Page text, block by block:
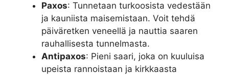
Paxos: Tunnetaan turkoosista vedestään
ja kauniista maisemistaan. Voit tehdä
päiväretken veneellä ja nauttia saaren
rauhallisesta tunnelmasta.
Antipaxos: Pieni saari, joka on kuuluisa
upeista rannoistaan ja kirkkaasta